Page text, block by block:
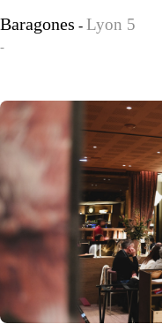
Baragones - Lyon 5
-